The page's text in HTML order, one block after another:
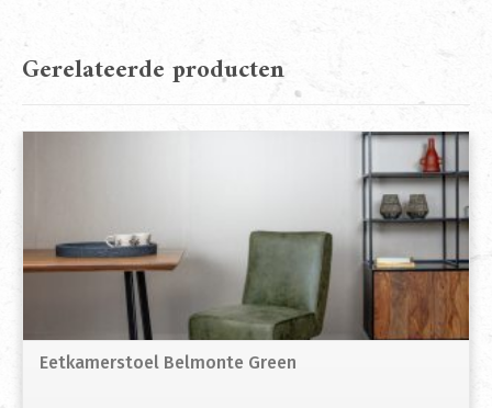
Gerelateerde producten
Eetkamerstoel Belmonte Green